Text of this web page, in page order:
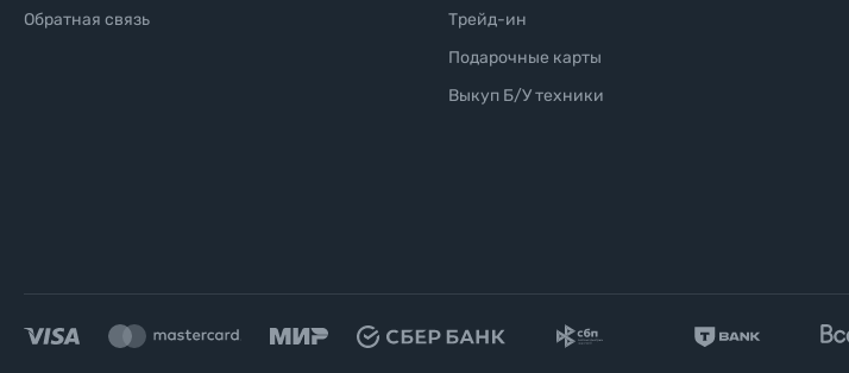
Обратная связь
Трейд-ин
Подарочные карты
Выкуп Б/У техники